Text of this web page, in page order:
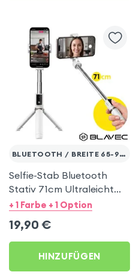
BLUETOOTH / BREITE 65-95MM
Selfie-Stab Bluetooth
Stativ 71cm Ultraleicht
Tragbar Weiß
+ 1 Farbe + 1 Option
19,90 €
HINZUFÜGEN